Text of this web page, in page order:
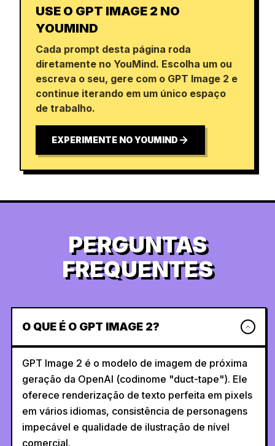
USE O GPT IMAGE 2 NO
YOUMIND
Cada prompt desta página roda
diretamente no YouMind. Escolha um ou
escreva o seu, gere com o GPT Image 2 e
continue iterando em um único espaço
de trabalho.
EXPERIMENTE NO YOUMIND
PERGUNTAS
FREQUENTES
O QUE É O GPT IMAGE 2?
GPT Image 2 é o modelo de imagem de próxima
geração da OpenAI (codinome "duct-tape"). Ele
oferece renderização de texto perfeita em pixels
em vários idiomas, consistência de personagens
impecável e qualidade de ilustração de nível
comercial.